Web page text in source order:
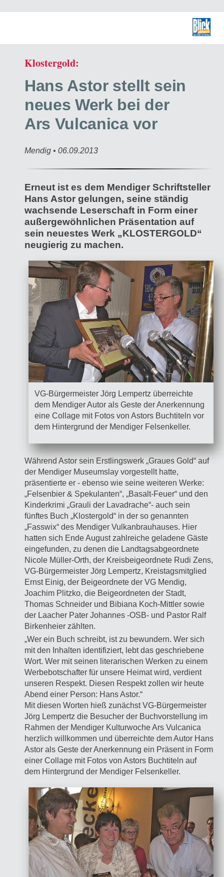
Klostergold:
Hans Astor stellt sein
neues Werk bei der
Ars Vulcanica vor
Mendig • 06.09.2013
Erneut ist es dem Mendiger Schriftsteller
Hans Astor gelungen, seine ständig
wachsende Leserschaft in Form einer
außergewöhnlichen Präsentation auf
sein neuestes Werk „KLOSTERGOLD“
neugierig zu machen.
VG-Bürgermeister Jörg Lempertz überreichte
dem Mendiger Autor als Geste der Anerkennung
eine Collage mit Fotos von Astors Buchtiteln vor
dem Hintergrund der Mendiger Felsenkeller.
Während Astor sein Erstlingswerk „Graues Gold“ auf
der Mendiger Museumslay vorgestellt hatte,
präsentierte er - ebenso wie seine weiteren Werke:
„Felsenbier & Spekulanten“, „Basalt-Feuer“ und den
Kinderkrimi „Grauli der Lavadrache“- auch sein
fünftes Buch „Klostergold“ in der so genannten
„Fasswix“ des Mendiger Vulkanbrauhauses. Hier
hatten sich Ende August zahlreiche geladene Gäste
eingefunden, zu denen die Landtagsabgeordnete
Nicole Müller-Orth, der Kreisbeigeordnete Rudi Zens,
VG-Bürgermeister Jörg Lempertz, Kreistagsmitglied
Ernst Einig, der Beigeordnete der VG Mendig,
Joachim Plitzko, die Beigeordneten der Stadt,
Thomas Schneider und Bibiana Koch-Mittler sowie
der Laacher Pater Johannes -OSB- und Pastor Ralf
Birkenheier zählten.
„Wer ein Buch schreibt, ist zu bewundern. Wer sich
mit den Inhalten identifiziert, lebt das geschriebene
Wort. Wer mit seinen literarischen Werken zu einem
Werbebotschafter für unsere Heimat wird, verdient
unseren Respekt. Diesen Respekt zollen wir heute
Abend einer Person: Hans Astor.“
Mit diesen Worten hieß zunächst VG-Bürgermeister
Jörg Lempertz die Besucher der Buchvorstellung im
Rahmen der Mendiger Kulturwoche Ars Vulcanica
herzlich willkommen und überreichte dem Autor Hans
Astor als Geste der Anerkennung ein Präsent in Form
einer Collage mit Fotos von Astors Buchtiteln auf
dem Hintergrund der Mendiger Felsenkeller.